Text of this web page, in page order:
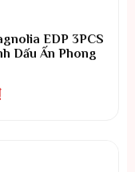
EDP 3PCS
Dấu Ấn Phong